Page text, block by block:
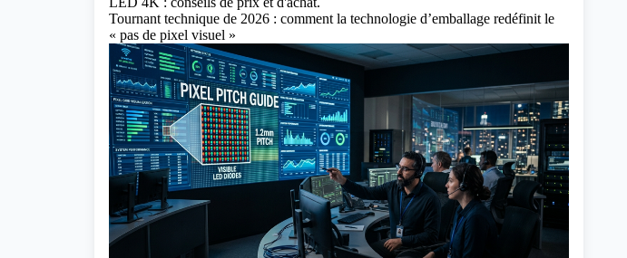
Tournant technique de 2026 : comment la technologie d’emballage redéfinit le
« pas de pixel visuel »